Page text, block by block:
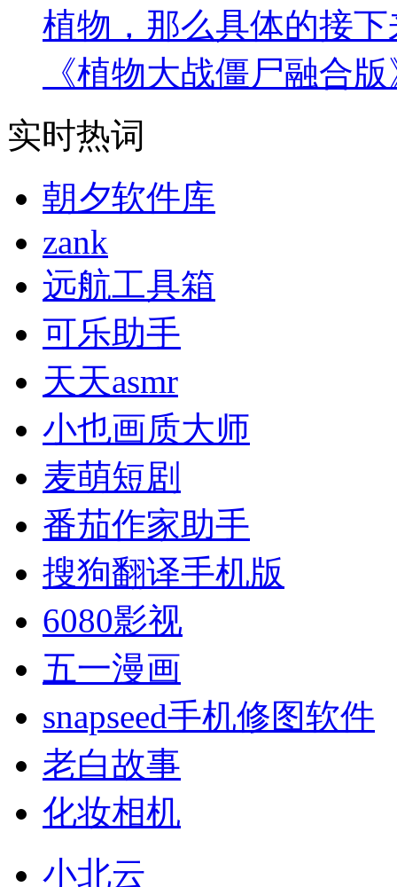
植物，那么具体的接
《植物大战僵尸融合
实时热词
朝夕软件库
zank
远航工具箱
可乐助手
天天asmr
小也画质大师
麦萌短剧
番茄作家助手
搜狗翻译手机版
6080影视
五一漫画
snapseed手机修图软件
老白故事
化妆相机
小北云